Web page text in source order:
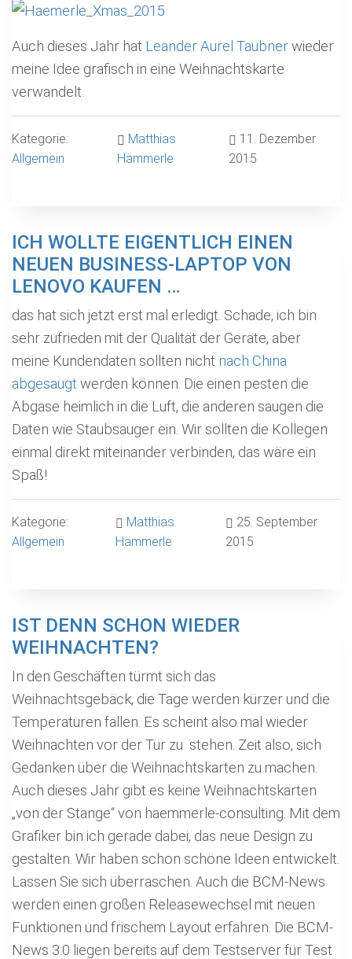
Auch dieses Jahr hat Leander Aurel Taubnerwieder
meine Idee grafisch in eine Weihnachtskarte
verwandelt.
Kategorie:
Allgemein
Matthias
Hämmerle
11. Dezember
2015
ICH WOLLTE EIGENTLICH EINEN
NEUEN BUSINESS-LAPTOP VON
LENOVO KAUFEN …
das hat sich jetzt erst mal erledigt. Schade, ich bin
sehr zufrieden mit der Qualität der Geräte, aber
meine Kundendaten sollten nicht nach China
abgesaugt werden können. Die einen pesten die
Abgase heimlich in die Luft, die anderen saugen die
Daten wie Staubsauger ein. Wir sollten die Kollegen
einmal direkt miteinander verbinden, das wäre ein
Spaß!
Kategorie:
Allgemein
Matthias
Hämmerle
25. September
2015
IST DENN SCHON WIEDER
WEIHNACHTEN?
In den Geschäften türmt sich das
Weihnachtsgebäck, die Tage werden kürzer und die
Temperaturen fallen. Es scheint also mal wieder
Weihnachten vor der Tür zu stehen. Zeit also, sich
Gedanken über die Weihnachtskarten zu machen.
Auch dieses Jahr gibt es keine Weihnachtskarten
„von der Stange“ von haemmerle-consulting. Mit dem
Grafiker bin ich gerade dabei, das neue Design zu
gestalten. Wir haben schon schöne Ideen entwickelt.
Lassen Sie sich überraschen. Auch die BCM-News
werden einen großen Releasewechsel mit neuen
Funktionen und frischem Layout erfahren. Die BCM-
News 3.0 liegen bereits auf dem Testserver für Test